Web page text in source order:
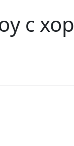
с